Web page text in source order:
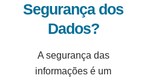
Segurança dos
Dados?
A segurança das
informações é um